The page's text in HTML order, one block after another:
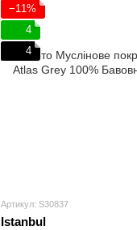
−11%
4
4
Артикул: S30837
Istanbul